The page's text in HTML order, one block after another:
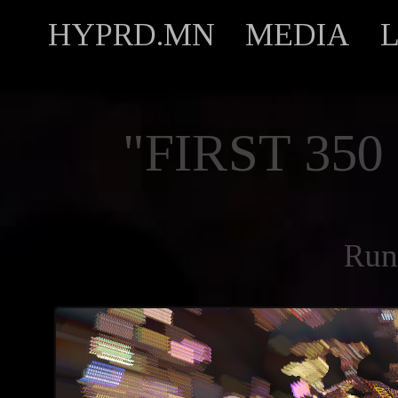
HYPRD.MN MEDIA
"FIRST